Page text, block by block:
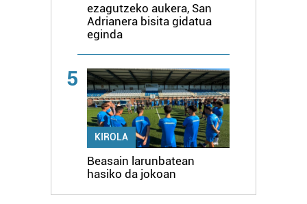
ezagutzeko aukera, San
Adrianera bisita gidatua
eginda
5
KIROLA
Beasain larunbatean
hasiko da jokoan